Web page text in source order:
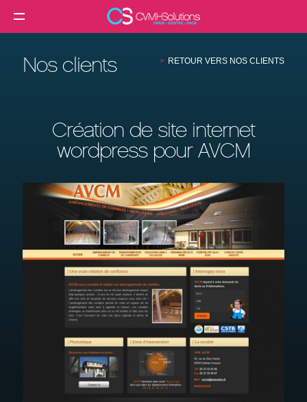
MENU
Créer un site internet
Création de site e-commerce
Création de site vitrine
Blog
Nos clients RETOUR VERS NOS CLIENTS
Création de site internet
wordpress pour AVCM